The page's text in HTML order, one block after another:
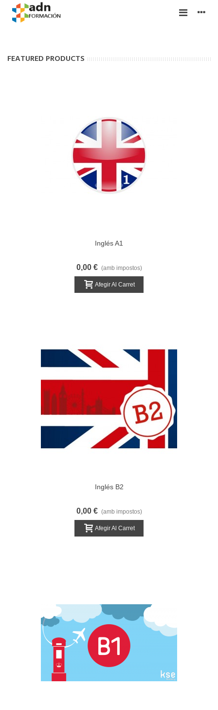
FEATURED PRODUCTS
Inglés A1
0,00 € (amb impostos)
Afegir Al Carret
Inglés B2
0,00 € (amb impostos)
Afegir Al Carret